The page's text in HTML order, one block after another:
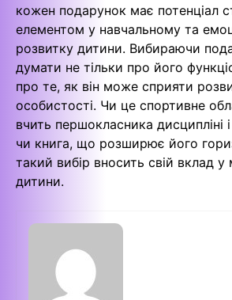
кожен подарунок має потенціал
елементом у навчальному та
розвитку дитини. Вибираючи
думати не тільки про його
про те, як він може сприяти
особистості. Чи це спортивне
вчить першокласника дисципліні
чи книга, що розширює його
такий вибір вносить свій вклад
дитини.